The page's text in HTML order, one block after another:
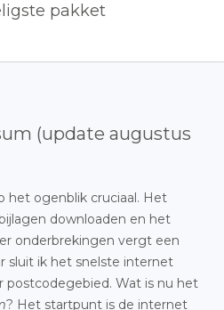
pakket
(update augustus
het ogenblik cruciaal. Het
downloaden en het
onderbrekingen vergt een
sluit ik het snelste internet
postcodegebied. Wat is nu het
? Het startpunt is de internet